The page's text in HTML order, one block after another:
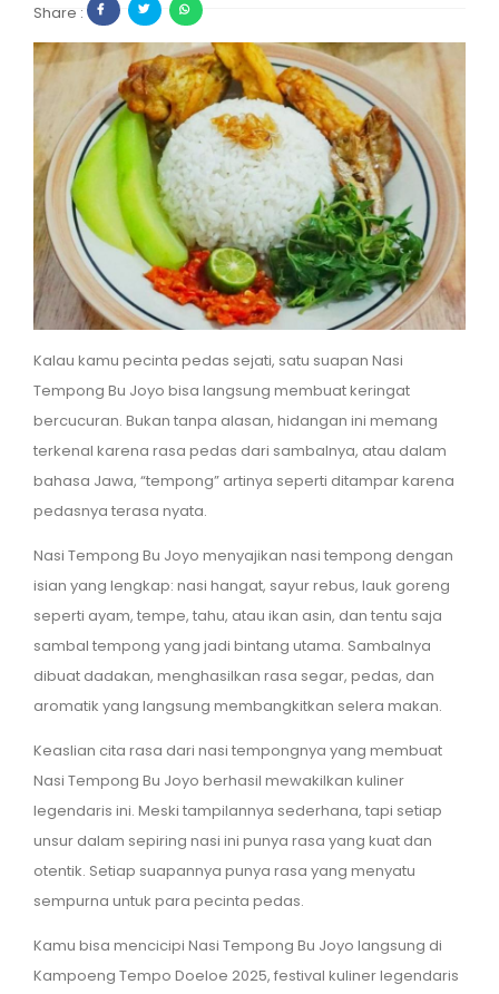
Share :
Kalau kamu pecinta pedas sejati, satu suapan Nasi
Tempong Bu Joyo bisa langsung membuat keringat
bercucuran. Bukan tanpa alasan, hidangan ini memang
terkenal karena rasa pedas dari sambalnya, atau dalam
bahasa Jawa, “tempong” artinya seperti ditampar karena
pedasnya terasa nyata.
Nasi Tempong Bu Joyo menyajikan nasi tempong dengan
isian yang lengkap: nasi hangat, sayur rebus, lauk goreng
seperti ayam, tempe, tahu, atau ikan asin, dan tentu saja
sambal tempong yang jadi bintang utama. Sambalnya
dibuat dadakan, menghasilkan rasa segar, pedas, dan
aromatik yang langsung membangkitkan selera makan.
Keaslian cita rasa dari nasi tempongnya yang membuat
Nasi Tempong Bu Joyo berhasil mewakilkan kuliner
legendaris ini. Meski tampilannya sederhana, tapi setiap
unsur dalam sepiring nasi ini punya rasa yang kuat dan
otentik. Setiap suapannya punya rasa yang menyatu
sempurna untuk para pecinta pedas.
Kamu bisa mencicipi Nasi Tempong Bu Joyo langsung di
Kampoeng Tempo Doeloe 2025, festival kuliner legendaris